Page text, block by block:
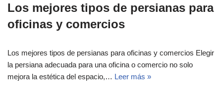
Los mejores tipos de persianas para
oficinas y comercios
Los mejores tipos de persianas para oficinas y comercios Elegir
la persiana adecuada para una oficina o comercio no solo
mejora la estética del espacio,… Leer más »